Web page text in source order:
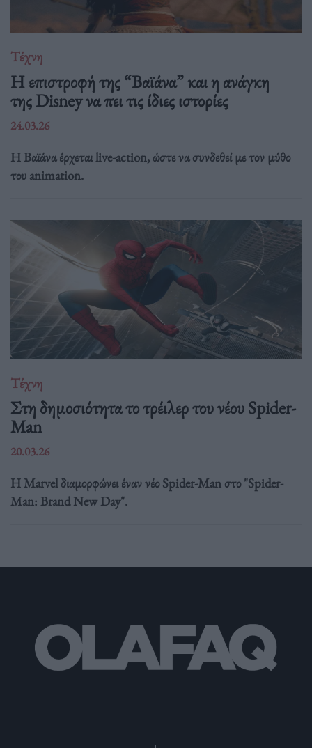
Τέχνη
Η επιστροφή της “Βαϊάνα” και η ανάγκη
της Disney να πει τις ίδιες ιστορίες
24.03.26
Η Βαϊάνα έρχεται live-action, ώστε να συνδεθεί με τον μύθο
του animation.
Τέχνη
Στη δημοσιότητα το τρέιλερ του νέου Spider-
Man
20.03.26
Η Marvel διαμορφώνει έναν νέο Spider-Man στο "Spider-
Man: Brand New Day".